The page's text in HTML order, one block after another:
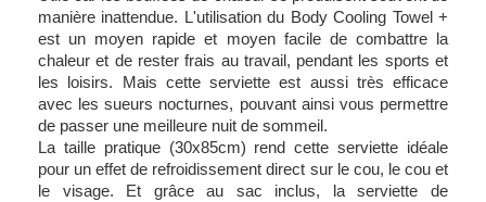
manière inattendue. L'utilisation du Body Cooling Towel +
est un moyen rapide et moyen facile de combattre la
chaleur et de rester frais au travail, pendant les sports et
les loisirs. Mais cette serviette est aussi très efficace
avec les sueurs nocturnes, pouvant ainsi vous permettre
de passer une meilleure nuit de sommeil.
La taille pratique (30x85cm) rend cette serviette idéale
pour un effet de refroidissement direct sur le cou, le cou et
le visage. Et grâce au sac inclus, la serviette de